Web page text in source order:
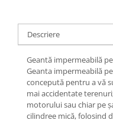
Descriere
Geantă impermeabilă
Geanta impermeabilă
concepută pentru a vă
mai accidentate
motorului sau chiar pe
cilindree mică, folosind